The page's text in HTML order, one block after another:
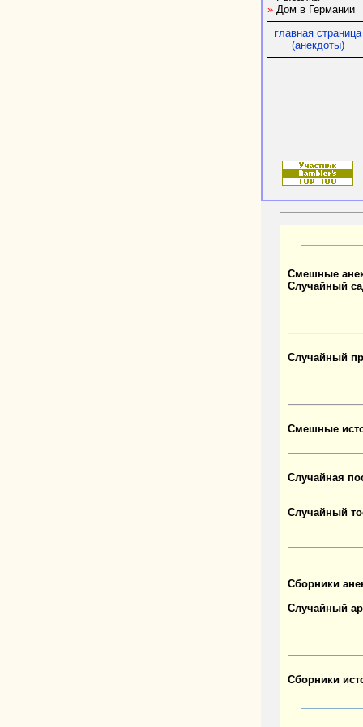
» Дом в Германии
главная страница
(анекдоты)
Смешные
Случайный
Случайный
Смешные
Случайная
Случайный
Сборники
Случайный
Сборники